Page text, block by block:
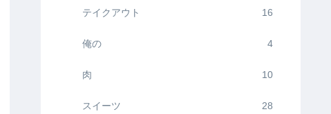
テイクアウト 16
俺の 4
肉 10
スイーツ 28